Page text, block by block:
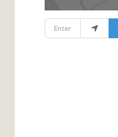
Enter your location